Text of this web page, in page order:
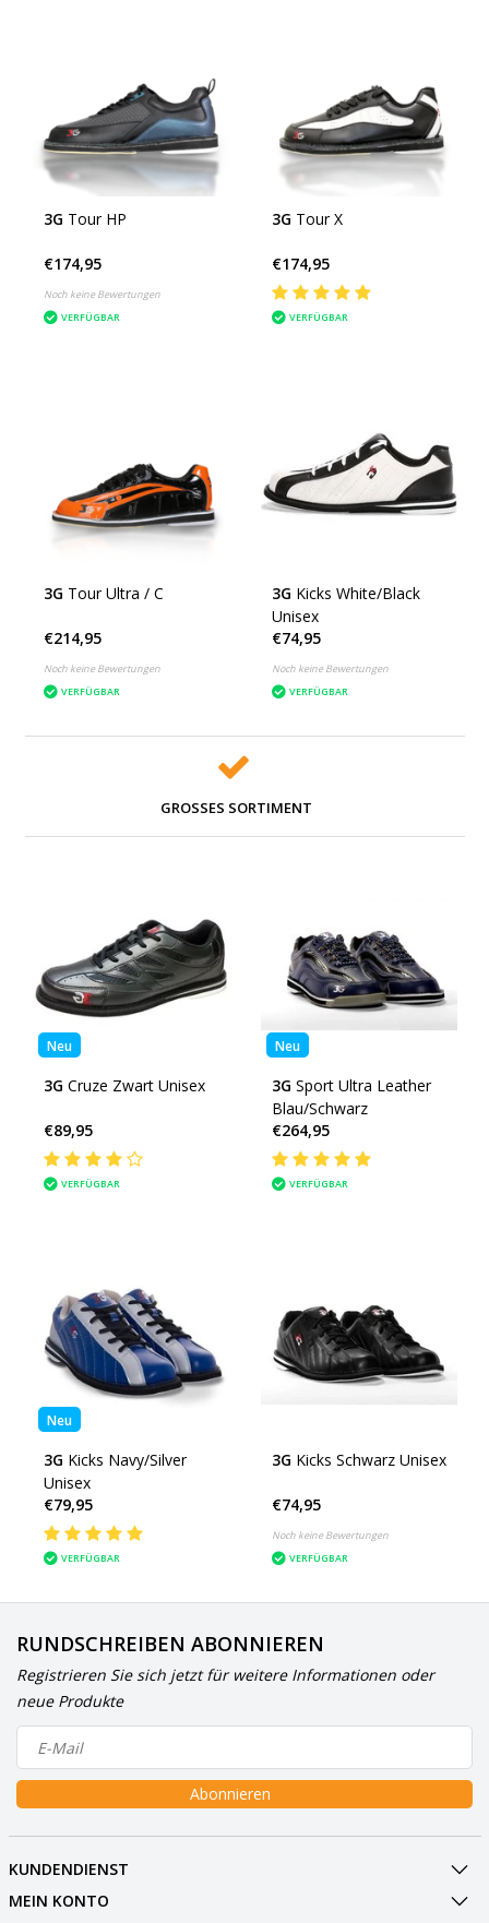
3G Tour HP
€174,95
Noch keine Bewertungen
VERFÜGBAR
3G Tour X
€174,95
VERFÜGBAR
3G Tour Ultra / C
€214,95
Noch keine Bewertungen
VERFÜGBAR
3G Kicks White/Black
Unisex
€74,95
Noch keine Bewertungen
VERFÜGBAR
GROSSES SORTIMENT
Neu
3G Cruze Zwart Unisex
€89,95
VERFÜGBAR
Neu
3G Sport Ultra Leather
Blau/Schwarz
€264,95
VERFÜGBAR
Neu
3G Kicks Navy/Silver
Unisex
€79,95
VERFÜGBAR
3G Kicks Schwarz Unisex
€74,95
Noch keine Bewertungen
VERFÜGBAR
RUNDSCHREIBEN ABONNIEREN
Registrieren Sie sich jetzt für weitere Informationen oder
neue Produkte
Abonnieren
KUNDENDIENST
MEIN KONTO